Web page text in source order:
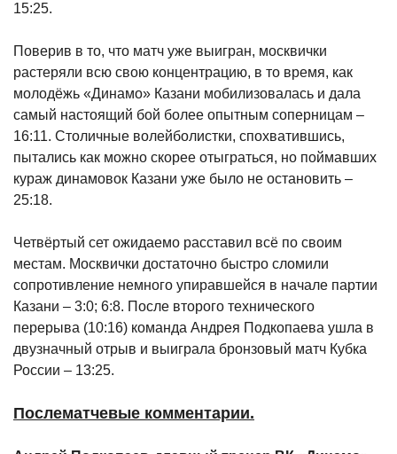
15:25.
Поверив в то, что матч уже выигран, москвички
растеряли всю свою концентрацию, в то время, как
молодёжь «Динамо» Казани мобилизовалась и дала
самый настоящий бой более опытным соперницам –
16:11. Столичные волейболистки, спохватившись,
пытались как можно скорее отыграться, но поймавших
кураж динамовок Казани уже было не остановить –
25:18.
Четвёртый сет ожидаемо расставил всё по своим
местам. Москвички достаточно быстро сломили
сопротивление немного упиравшейся в начале партии
Казани – 3:0; 6:8. После второго технического
перерыва (10:16) команда Андрея Подкопаева ушла в
двузначный отрыв и выиграла бронзовый матч Кубка
России – 13:25.
Послематчевые комментарии.